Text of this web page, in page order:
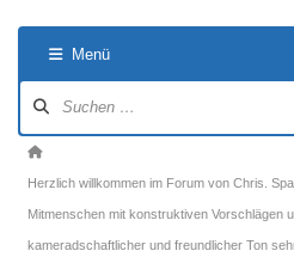
Menü
Navigation
Forum-
Breadcrumbs
-
Du
Herzlich willkommen im Forum von Chris.
Mitmenschen mit konstruktiven Vorschlägen
kameradschaftlicher und freundlicher Ton